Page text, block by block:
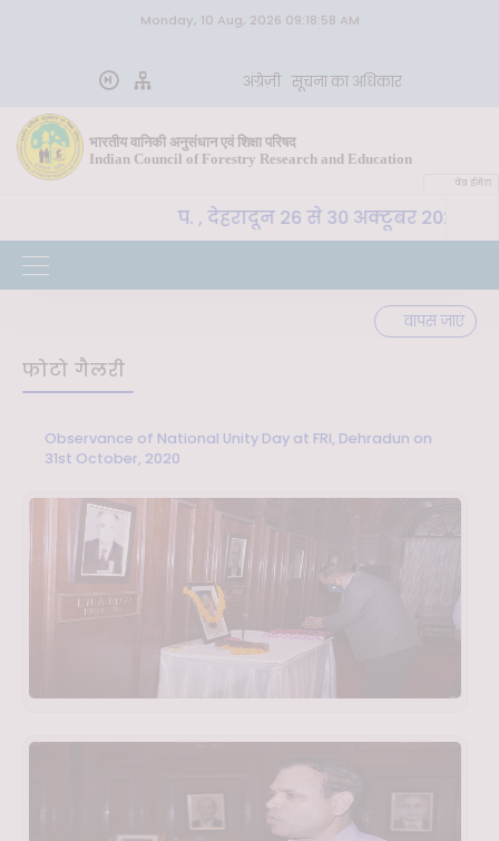
Monday, 10 Aug, 2026 09:18:58 AM
अंग्रेज़ी सूचना का अधिकार
भारतीय वानिकी अनुसंधान एवं शिक्षा परिषद
Indian Council of Forestry Research and Education
वेब ईमेल
भा. वा. अ. शि. प. , देहरादून 26 से 30 अक्टूबर 2026 तक
वापस जाएं
फोटो गैलरी
Observance of National Unity Day at FRI, Dehradun on
31st October, 2020